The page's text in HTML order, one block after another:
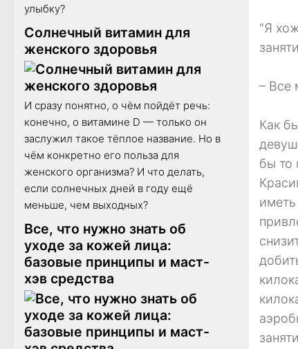
"Я
– Все
Как
бы то
улыбку?
Солнечный витамин для
женского здоровья
И сразу понятно, о чём пойдёт речь:
конечно, о витамине D — только он
заслужил такое тёплое название. Но в
чём конкретно его польза для
женского организма? И что делать,
если солнечных дней в году ещё
меньше, чем выходных?
Все, что нужно знать об
уходе за кожей лица:
базовые принципы и маст-
хэв средства